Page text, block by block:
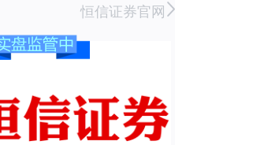
恒信证券官网